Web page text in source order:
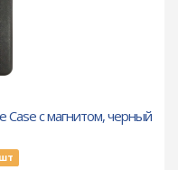
Case с магнитом, черный
шт